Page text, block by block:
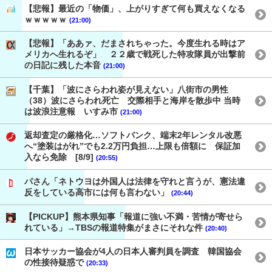
【悲報】最近の「物価」、上がりすぎて何も買えなくなる
ｗｗｗｗｗ (21:00)
【悲報】「ああァ、だまされちゃった。今度生れる時はア
メリカへ生れるぞ」 ２２歳で戦死した特攻隊員が出撃前
の日記に残した本音 (21:00)
【千葉】「波にさらわれ姿が見えない」八街市の男性
（38）波にさらわれ死亡 交際相手と海岸を散歩中 当時
は波浪注意報 いすみ市 (21:00)
返却査定の厳格化…ソフトバンク、端末2年レンタル改悪
へ“塗装はがれ”でも2.2万円負担…上限も倍額に 保証加
入なら免除 [8/9] (20:55)
パさん「ネトウヨは外国人は法律を守れと言うが、憲法違
反をしている高市には何も言わない」
(20:44)
【PICKUP】熊本県知事「報道に強い不満・苦情が寄せら
れている」→TBSの報道特集がまさにそれな件 (20:40)
日本サッカー協会が4人の日本人審判員を調査 韓国協会
の性接待疑惑で (20:33)